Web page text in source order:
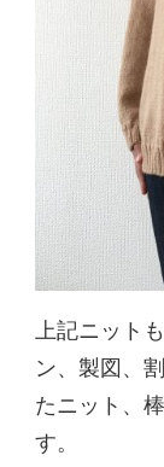
上記ニット
ン、製図、
たニット、
す。